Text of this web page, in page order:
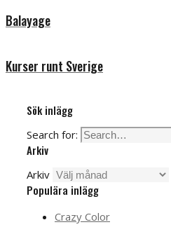
Balayage
Kurser runt Sverige
Sök inlägg
Search for:
Arkiv
Arkiv
Populära inlägg
Crazy Color